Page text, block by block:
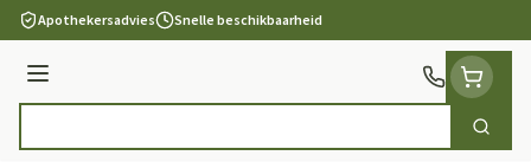
Ga naar de inhoud
Apothekersadvies Snelle beschikbaarheid
Menu
Zoek